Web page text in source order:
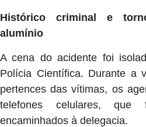
Histórico criminal e
alumínio
A cena do acidente foi
Polícia Científica. Durante a
pertences das vítimas, os
telefones celulares, que
encaminhados à delegacia.